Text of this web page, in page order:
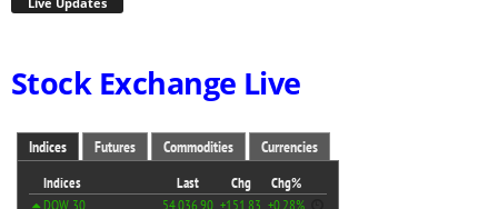
Stock Exchange Live